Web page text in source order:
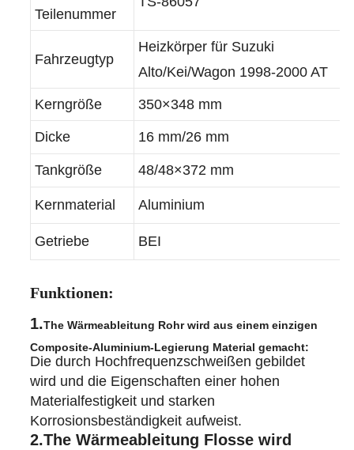
Hersteller-
Teilenummer
Heizkörper für Suzuki
Alto/Kei/Wagon 1998-2000 AT
Kerngröße 350×348 mm
Dicke 16 mm/26 mm
Tankgröße 48/48×372 mm
Kernmaterial Aluminium
Getriebe BEI
Funktionen:
1.The Wärmeableitung Rohr wird aus einem einzigen
Composite-Aluminium-Legierung Material gemacht:
Die durch Hochfrequenzschweißen gebildet
wird und die Eigenschaften einer hohen
Materialfestigkeit und starken
Korrosionsbeständigkeit aufweist.
2.The Wärmeableitung Flosse wird